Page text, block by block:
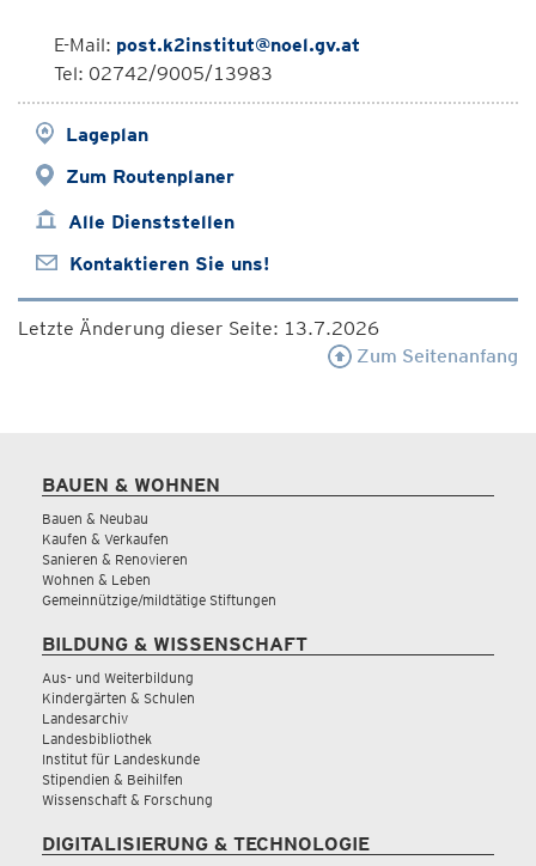
E-Mail: post.k2institut@noel.gv.at
Tel: 02742/9005/13983
Lageplan
Zum Routenplaner
Alle Dienststellen
Kontaktieren Sie uns!
Letzte Änderung dieser Seite: 13.7.2026
Zum Seitenanfang
BAUEN & WOHNEN
Bauen & Neubau
Kaufen & Verkaufen
Sanieren & Renovieren
Wohnen & Leben
Gemeinnützige/mildtätige Stiftungen
BILDUNG & WISSENSCHAFT
Aus- und Weiterbildung
Kindergärten & Schulen
Landesarchiv
Landesbibliothek
Institut für Landeskunde
Stipendien & Beihilfen
Wissenschaft & Forschung
DIGITALISIERUNG & TECHNOLOGIE